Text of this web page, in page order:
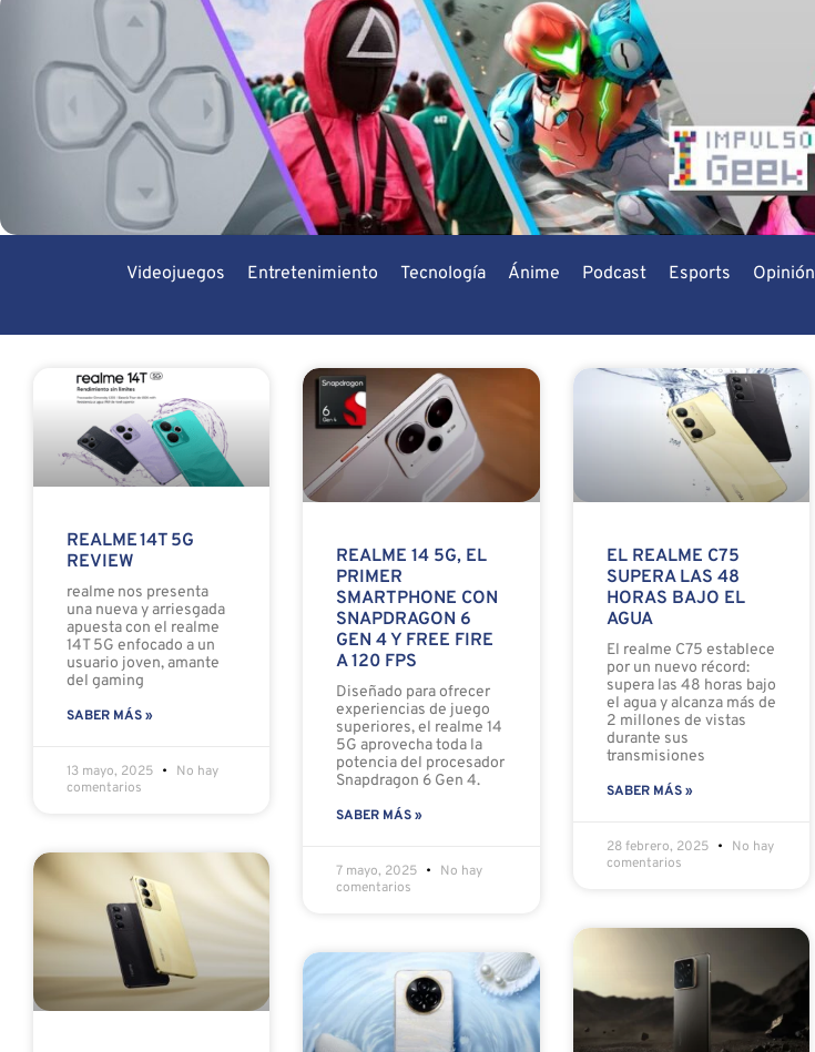
Videojuegos Entretenimiento Tecnología Ánime Podcast Esports Opinión
REALME 14T 5G
REVIEW
realme nos presenta
una nueva y arriesgada
apuesta con el realme
14T 5G enfocado a un
usuario joven, amante
del gaming
SABER MÁS »
13 mayo, 2025
No hay
comentarios
REALME 14 5G, EL
PRIMER
SMARTPHONE CON
SNAPDRAGON 6
GEN 4 Y FREE FIRE
A 120 FPS
Diseñado para ofrecer
experiencias de juego
superiores, el realme 14
5G aprovecha toda la
potencia del procesador
Snapdragon 6 Gen 4.
SABER MÁS »
7 mayo, 2025
No hay
comentarios
EL REALME C75
SUPERA LAS 48
HORAS BAJO EL
AGUA
El realme C75 establece
por un nuevo récord:
supera las 48 horas bajo
el agua y alcanza más de
2 millones de vistas
durante sus
transmisiones
SABER MÁS »
28 febrero, 2025
No hay
comentarios